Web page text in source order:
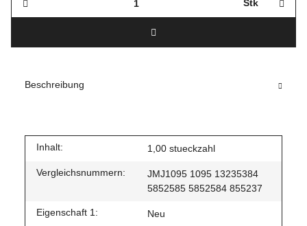
Stk
Beschreibung
Inhalt: 1,00 stueckzahl
Vergleichsnummern:
JMJ1095 1095 13235384
5852585 5852584 855237
Eigenschaft 1: Neu